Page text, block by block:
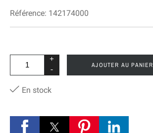
Référence: 142174000
+
-
AJOUTER AU PANIER
En stock